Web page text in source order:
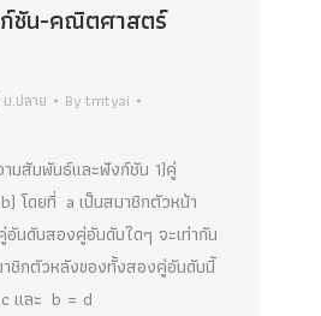
ชัน-คณิตศาสตร์
.ปลาย Bytmtyai
มสัมพันธ์และฟังก์ชัน 1)คู่
โดยที่ a เป็นสมาชิกตัวหน้า
นดับสองคู่อันดับใดๆ จะเท่ากัน
ชิกตัวหลังของทั้งสองคู่อันดับนี้
c และ b = d